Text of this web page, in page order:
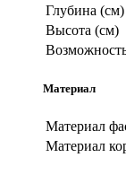
Глубина (см)
Высота (см)
Материал
Материал
Материал